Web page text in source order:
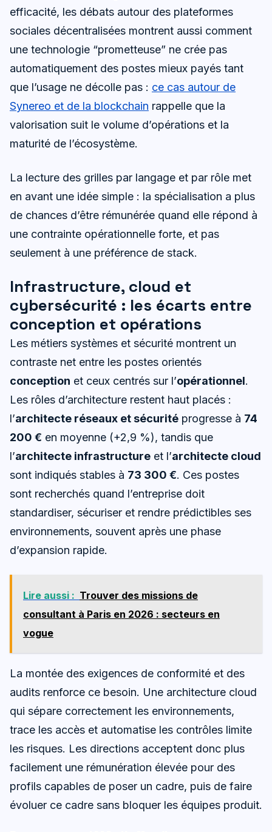
efficacité, les débats autour des plateformes
sociales décentralisées montrent aussi comment
une technologie “prometteuse” ne crée pas
automatiquement des postes mieux payés tant
que l’usage ne décolle pas : ce cas autour de
Synereo et de la blockchain rappelle que la
valorisation suit le volume d’opérations et la
maturité de l’écosystème.
La lecture des grilles par langage et par rôle met
en avant une idée simple : la spécialisation a plus
de chances d’être rémunérée quand elle répond à
une contrainte opérationnelle forte, et pas
seulement à une préférence de stack.
Infrastructure, cloud et
cybersécurité : les écarts entre
conception et opérations
Les métiers systèmes et sécurité montrent un
contraste net entre les postes orientés
conception et ceux centrés sur l’opérationnel.
Les rôles d’architecture restent haut placés :
l’architecte réseaux et sécurité progresse à 74
200 € en moyenne (+2,9 %), tandis que
l’architecte infrastructure et l’architecte cloud
sont indiqués stables à 73 300 €. Ces postes
sont recherchés quand l’entreprise doit
standardiser, sécuriser et rendre prédictibles ses
environnements, souvent après une phase
d’expansion rapide.
Lire aussi : Trouver des missions de
consultant à Paris en 2026 : secteurs en
vogue
La montée des exigences de conformité et des
audits renforce ce besoin. Une architecture cloud
qui sépare correctement les environnements,
trace les accès et automatise les contrôles limite
les risques. Les directions acceptent donc plus
facilement une rémunération élevée pour des
profils capables de poser un cadre, puis de faire
évoluer ce cadre sans bloquer les équipes produit.